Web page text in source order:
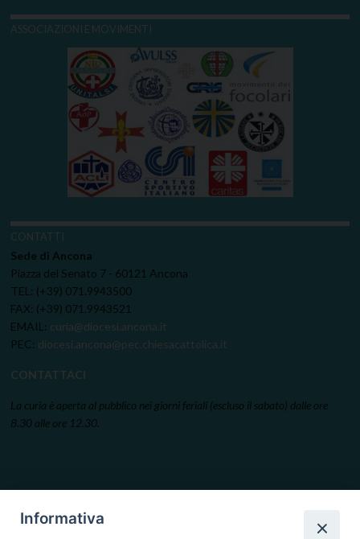
ASSOCIAZIONI E MOVIMENTI
CONTATTI
Sede di Ancona
Piazza del Senato 7 - 60121 Ancona
TEL: (+39) 071.9943500
FAX: (+39) 071.9943521
EMAIL: curia@diocesi.ancona.it
PEC: diocesi.ancona@pec.chiesacattolica.it
CONTATTACI
La curia è aperta al pubblico nei giorni feriali (escluso il sabato) dalle ore
8.30 alle ore 12.30.
Informativa